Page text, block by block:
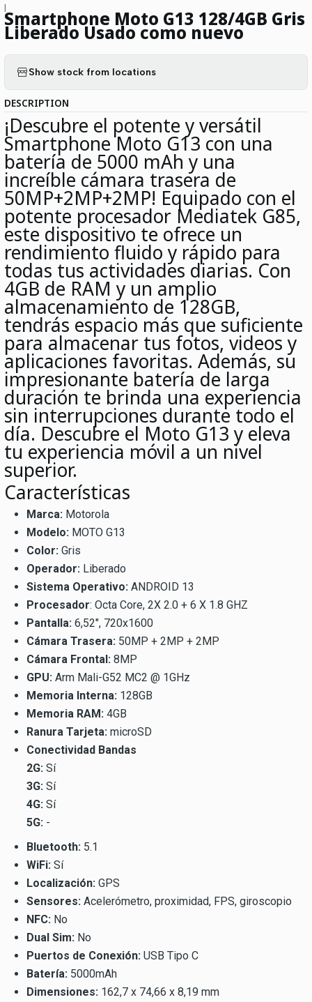
|Smartphone Moto G13 128/4GB Gris
Liberado Usado como nuevo
Show stock from locations
DESCRIPTION
¡Descubre el potente y versátil
Smartphone Moto G13 con una
batería de 5000 mAh y una
increíble cámara trasera de
50MP+2MP+2MP! Equipado con el
potente procesador Mediatek G85,
este dispositivo te ofrece un
rendimiento fluido y rápido para
todas tus actividades diarias. Con
4GB de RAM y un amplio
almacenamiento de 128GB,
tendrás espacio más que suficiente
para almacenar tus fotos, videos y
aplicaciones favoritas. Además, su
impresionante batería de larga
duración te brinda una experiencia
sin interrupciones durante todo el
día. Descubre el Moto G13 y eleva
tu experiencia móvil a un nivel
superior.
Características
Marca: Motorola
Modelo: MOTO G13
Color: Gris
Operador: Liberado
Sistema Operativo: ANDROID 13
Procesador: Octa Core, 2X 2.0 + 6 X 1.8 GHZ
Pantalla: 6,52", 720x1600
Cámara Trasera: 50MP + 2MP + 2MP
Cámara Frontal: 8MP
GPU: Arm Mali-G52 MC2 @ 1GHz
Memoria Interna: 128GB
Memoria RAM: 4GB
Ranura Tarjeta: microSD
Conectividad Bandas
2G: Sí
3G: Sí
4G: Sí
5G: -
Bluetooth: 5.1
WiFi: Sí
Localización: GPS
Sensores: Acelerómetro, proximidad, FPS, giroscopio
NFC: No
Dual Sim: No
Puertos de Conexión: USB Tipo C
Batería: 5000mAh
Dimensiones: 162,7 x 74,66 x 8,19 mm